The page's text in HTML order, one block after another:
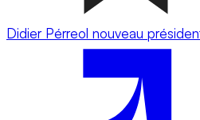
Didier Pérreol nouveau